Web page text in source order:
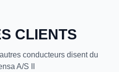
CLIENTS
conducteurs disent du
A/S II